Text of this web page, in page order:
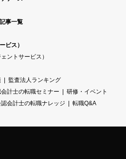
事一覧
ビス）
ントサービス）
監査法人ランキング
計士の転職セミナー
研修・イベント
会計士の転職ナレッジ 転職Q&A